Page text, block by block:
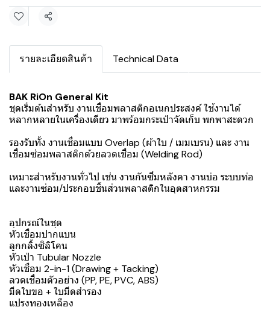
แชร์
รายละเอียดสินค้า Technical Data
BAK RiOn General Kit
ชุดเริ่มต้นสำหรับ งานเชื่อมพลาสติกอเนกประสงค์ ใช้งานได้
หลากหลายในเครื่องเดียว มาพร้อมกระเป๋าจัดเก็บ พกพาสะดวก
รองรับทั้ง งานเชื่อมแบบ Overlap (ผ้าใบ / เมมเบรน) และ งาน
เชื่อมซ่อมพลาสติกด้วยลวดเชื่อม (Welding Rod)
เหมาะสำหรับงานทั่วไป เช่น งานกันซึมหลังคา งานบ่อ ระบบท่อ
และงานซ่อม/ประกอบชิ้นส่วนพลาสติกในอุตสาหกรรม
อุปกรณ์ในชุด
หัวเชื่อมปากแบน
ลูกกลิ้งซิลิโคน
หัวเป่า Tubular Nozzle
หัวเชื่อม 2-in-1 (Drawing + Tacking)
ลวดเชื่อมตัวอย่าง (PP, PE, PVC, ABS)
มีดใบขอ + ใบมีดสำรอง
แปรงทองเหลือง